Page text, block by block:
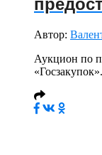
Автор:
Аукцион по
«Госзакупок».